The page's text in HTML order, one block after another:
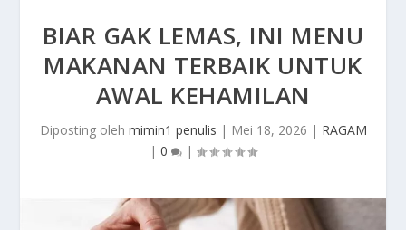
BIAR GAK LEMAS, INI MENU
MAKANAN TERBAIK UNTUK
AWAL KEHAMILAN
Diposting oleh mimin1 penulis | Mei 18, 2026 | RAGAM
| 0 |